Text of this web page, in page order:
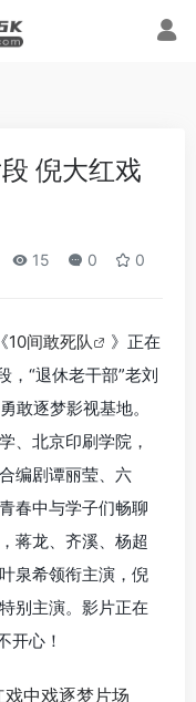
倪大红戏
15 0 0
10间敢死队
》正在
，“退休老干部”老刘
敢逐梦影视基地。
、北京印刷学院，
编剧谭丽莹、六
春中与学子们畅聊
蒋龙、齐溪、杨超
泉希领衔主演，倪
别主演。影片正在
开心！